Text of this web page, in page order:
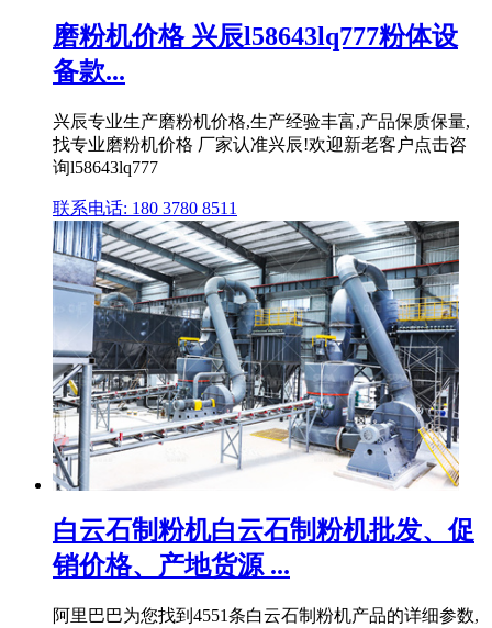
磨粉机价格 兴辰l58643lq777粉体设
备款...
兴辰专业生产磨粉机价格,生产经验丰富,产品保质保量,
找专业磨粉机价格 厂家认准兴辰!欢迎新老客户点击咨
询l58643lq777
联系电话: 180 3780 8511
白云石制粉机白云石制粉机批发、促
销价格、产地货源 ...
阿里巴巴为您找到4551条白云石制粉机产品的详细参数,